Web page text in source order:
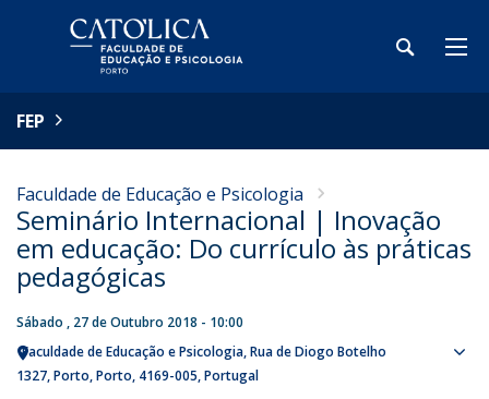
FEP
Faculdade de Educação e Psicologia
Seminário Internacional | Inovação
em educação: Do currículo às práticas
pedagógicas
Sábado , 27 de Outubro 2018 - 10:00
Faculdade de Educação e Psicologia Rua de Diogo Botelho
1327 Porto Porto 4169-005 Portugal